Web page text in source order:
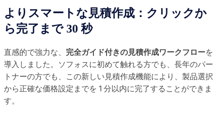
よりスマートな見積作成：クリックか
ら完了まで 30 秒
直感的で強力な、 完全ガイド付きの見積作成ワークフローを
導入しました。ソフォスに初めて触れる方でも、長年のパー
トナーの方でも、この新しい見積作成機能により、製品選択
から正確な価格設定までを 1 分以内に完了することができま
す。